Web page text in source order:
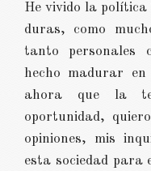
He vivido la política
duras, como
tanto personales
hecho madurar
ahora que la
oportunidad,
opiniones, mis
esta sociedad para